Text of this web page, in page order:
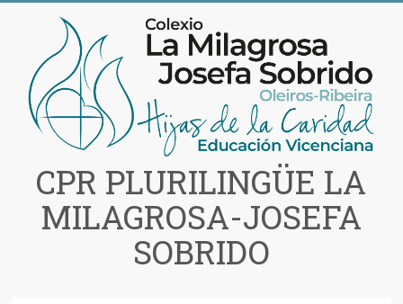
contenido
CPR PLURILINGÜE LA
MILAGROSA-JOSEFA
SOBRIDO